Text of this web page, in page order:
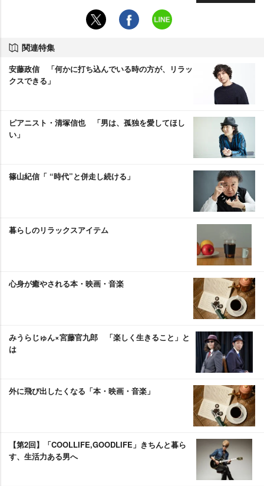
関連特集
安藤政信 「何かに打ち込んでいる時の方が、リラッ
クスできる」
ピアニスト・清塚信也 「男は、孤独を愛してほし
い」
篠山紀信「 “時代”と併走し続ける」
暮らしのリラックスアイテム
心身が癒やされる本・映画・音楽
みうらじゅん×宮藤官九郎 「楽しく生きること」と
は
外に飛び出したくなる「本・映画・音楽」
【第2回】「COOLLIFE,GOODLIFE」きちんと暮ら
す、生活力ある男へ